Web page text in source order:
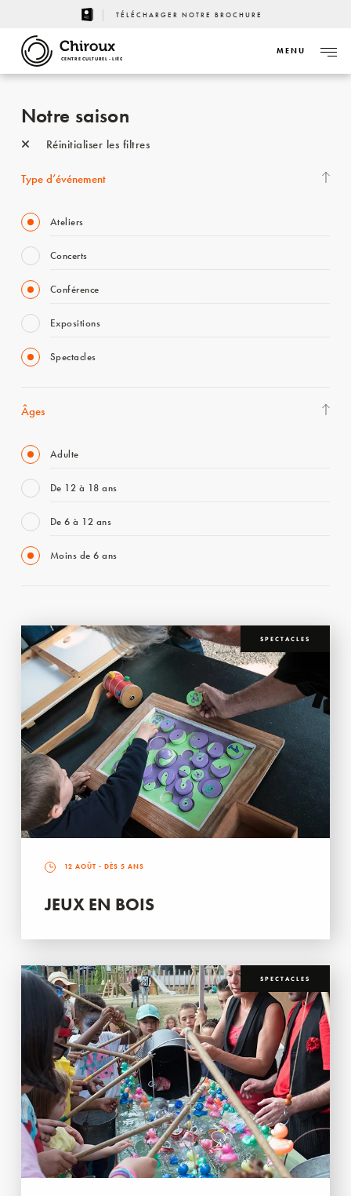
TÉLÉCHARGER NOTRE BROCHURE
CENTRE CULTUREL - LIÈGE
MENU
Notre saison
Réinitialiser les filtres
Type d’événement
Ateliers
Concerts
Conférence
Expositions
Spectacles
Âges
Adulte
De 12 à 18 ans
De 6 à 12 ans
Moins de 6 ans
SPECTACLES
12 AOÛT - DÈS 5 ANS
JEUX EN BOIS
SPECTACLES